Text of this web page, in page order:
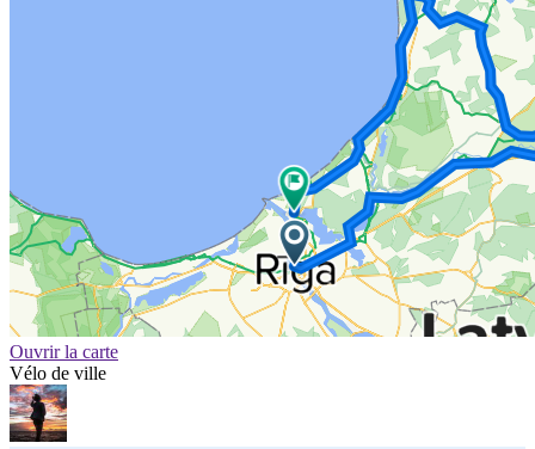
Ouvrir la carte
Vélo de ville